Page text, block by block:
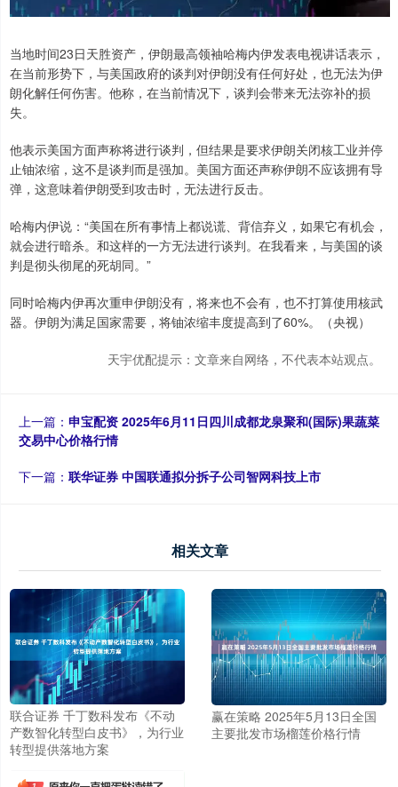
当地时间23日天胜资产，伊朗最高领袖哈梅内伊发表电视讲话表示，
在当前形势下，与美国政府的谈判对伊朗没有任何好处，也无法为伊
朗化解任何伤害。他称，在当前情况下，谈判会带来无法弥补的损
失。
他表示美国方面声称将进行谈判，但结果是要求伊朗关闭核工业并停
止铀浓缩，这不是谈判而是强加。美国方面还声称伊朗不应该拥有导
弹，这意味着伊朗受到攻击时，无法进行反击。
哈梅内伊说：“美国在所有事情上都说谎、背信弃义，如果它有机会，
就会进行暗杀。和这样的一方无法进行谈判。在我看来，与美国的谈
判是彻头彻尾的死胡同。”
同时哈梅内伊再次重申伊朗没有，将来也不会有，也不打算使用核武
器。伊朗为满足国家需要，将铀浓缩丰度提高到了60%。（央视）
天宇优配提示：文章来自网络，不代表本站观点。
上一篇： 申宝配资 2025年6月11日四川成都龙泉聚和(国际)果蔬菜
交易中心价格行情
下一篇： 联华证券 中国联通拟分拆子公司智网科技上市
相关文章
联合证券 千丁数科发布《不动
产数智化转型白皮书》，为行业
转型提供落地方案
赢在策略 2025年5月13日全国
主要批发市场榴莲价格行情